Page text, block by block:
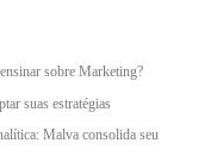
sobre Marketing?
suas estratégias
Malva consolida seu